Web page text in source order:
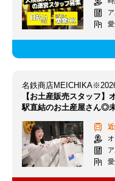
名鉄商店
【お土産販売スタッフ
駅直結のお土産屋さん◎
オ